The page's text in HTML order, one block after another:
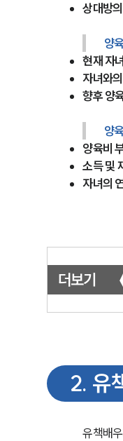
상대방
양
현재 자
자녀와
향후 양
양
양육비
소득 및
자녀의
더보기
2. 유
유책배